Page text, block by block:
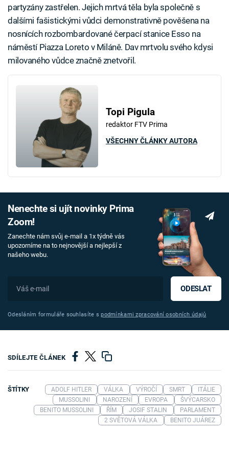
partyzány zastřelen. Jejich mrtvá těla byla společně s
dalšími fašistickými vůdci demonstrativně pověšena na
nosnících rozbombardované čerpací stanice Esso na
náměstí Piazza Loreto v Miláně. Dav mrtvolu svého kdysi
milovaného vůdce značně znetvořil.
Topi Pigula
redaktor FTV Prima
VŠECHNY ČLÁNKY AUTORA
Nenechte si ujít novinky Prima
Zoom!
Zanechte nám svůj e-mail a 1x týdně vás
upozorníme na to nejnovější a nejlepší z
našeho webu.
ODESLAT
Odesláním formuláře souhlasíte spodmínkami zpracování osobních údajů
SDÍLEJTE ČLÁNEK
ŠTÍTKY ADOLF HITLER VÁLKA VÝROČÍ SMRT
ITÁLIE
MUSSOLINI
NAROZENÍ EVROPA
ŠVÝCARSKO
BENITO MUSSOLINI
ŘÍM JOSIF STALIN
PARLAMENT
2 SVĚTOVÁ VÁLKA
BENITO JUÁREZ